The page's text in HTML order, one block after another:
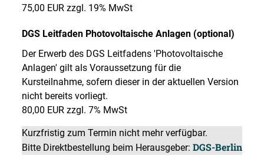
75,00 EUR zzgl. 19% MwSt
DGS Leitfaden Photovoltaische Anlagen (optional)
Der Erwerb des DGS Leitfadens 'Photovoltaische
Anlagen' gilt als Voraussetzung für die
Kursteilnahme, sofern dieser in der aktuellen Version
nicht bereits vorliegt.
80,00 EUR zzgl. 7% MwSt
Kurzfristig zum Termin nicht mehr verfügbar.
Bitte Direktbestellung beim Herausgeber: DGS-Berlin